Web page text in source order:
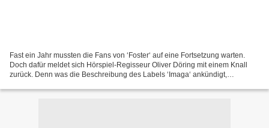
Fast ein Jahr mussten die Fans von ‘Foster‘ auf eine Fortsetzung warten.
Doch dafür meldet sich Hörspiel-Regisseur Oliver Döring mit einem Knall
zurück. Denn was die Beschreibung des Labels ‘Imaga‘ ankündigt,